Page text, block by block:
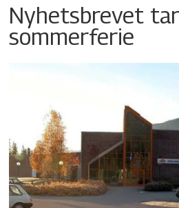
Nyhetsbrevet tar
sommerferie